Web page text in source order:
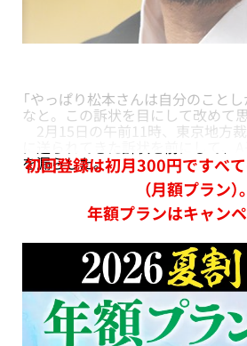
「やっぱり松本さんは自分のこと
なと。この訴状を目にして改めて
2月15日の午前11時、東京地方
を漏らした。
初回登録は初月300円ですべ
（月額プラン）。
年額プランはキャン